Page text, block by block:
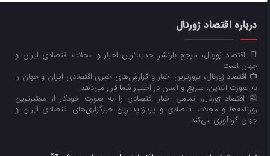
درباره اقتصاد ژورنال
📑 اقتصاد ژورنال، مرجع بازنشر جدیدترین اخبار و مجلات اقتصادی ایران و
جهان است.
📺 اقتصاد ژورنال، بروزترین اخبار و گزارش‌های خبری اقتصادی ایران و جهان را
به صورت آنلاین، سریع و آسان در اختیار شما قرار می‌‌دهد.
📰 اقتصاد ژورنال، تمامی اخبار اقتصادی را به صورت خودکار از معتبرترین
روزنامه‌ها و مجلات اقتصادی و پربازدیدترین خبرگزاری‌های اقتصادی ایران و
جهان گردآوری می‌کند.